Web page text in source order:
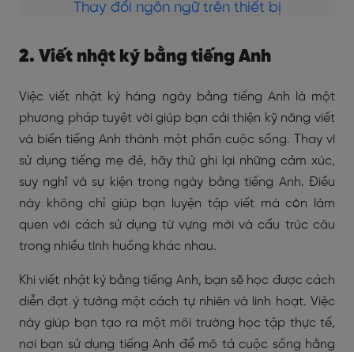
Thay đổi ngôn ngữ trên thiết bị
2. Viết nhật ký bằng tiếng Anh
Việc viết nhật ký hàng ngày bằng tiếng Anh là một
phương pháp tuyệt vời giúp bạn cải thiện kỹ năng viết
và biến tiếng Anh thành một phần cuộc sống. Thay vì
sử dụng tiếng mẹ đẻ, hãy thử ghi lại những cảm xúc,
suy nghĩ và sự kiện trong ngày bằng tiếng Anh. Điều
này không chỉ giúp bạn luyện tập viết mà còn làm
quen với cách sử dụng từ vựng mới và cấu trúc câu
trong nhiều tình huống khác nhau.
Khi viết nhật ký bằng tiếng Anh, bạn sẽ học được cách
diễn đạt ý tưởng một cách tự nhiên và linh hoạt. Việc
này giúp bạn tạo ra một môi trường học tập thực tế,
nơi bạn sử dụng tiếng Anh để mô tả cuộc sống hằng